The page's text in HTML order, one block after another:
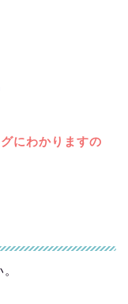
にわかりますの